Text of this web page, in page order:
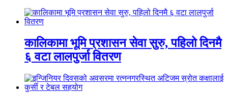
कालिकामा भूमि प्रशासन सेवा सुरु, पहिलो दिनमै
६ वटा लालपुर्जा वितरण